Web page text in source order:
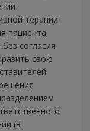
терапии
пациента
согласия
свою
(в